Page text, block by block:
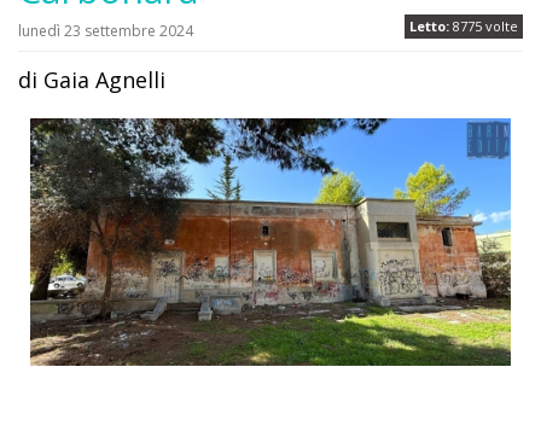
Letto: 8775 volte
lunedì 23 settembre 2024
di Gaia Agnelli